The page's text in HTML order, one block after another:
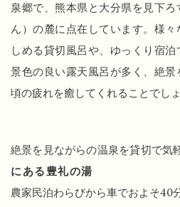
泉郷で、熊本県と大分県を見下
ん）の麓に点在しています。様
しめる貸切風呂や、ゆっくり宿泊
景色の良い露天風呂が多く、絶
頃の疲れを癒してくれることでしょ
絶景を見ながらの温泉を貸切で気
にある豊礼の湯
農家民泊わらびから車でおよそ40